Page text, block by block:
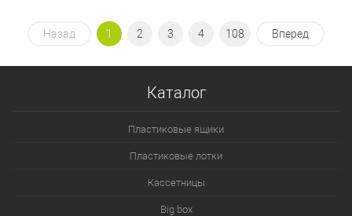
Назад 1 2 3 4 108 Вперед
Каталог
Пластиковые ящики
Пластиковые лотки
Кассетницы
Big box